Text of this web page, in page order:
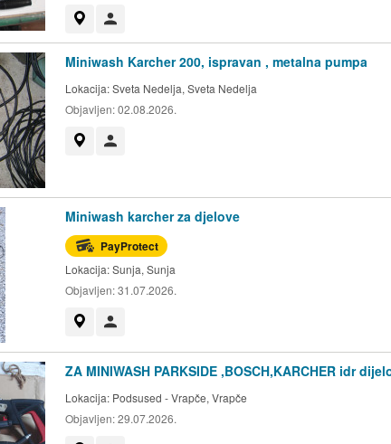
Miniwash Karcher 200, ispravan , metalna pumpa
Lokacija:Sveta Nedelja, Sveta Nedelja
Objavljen:02.08.2026.
Miniwash karcher za djelove
PayProtect
Lokacija:Sunja, Sunja
Objavljen:31.07.2026.
ZA MINIWASH PARKSIDE ,BOSCH,KARCHER idr
Lokacija: Podsused - Vrapče, Vrapče
Objavljen:29.07.2026.